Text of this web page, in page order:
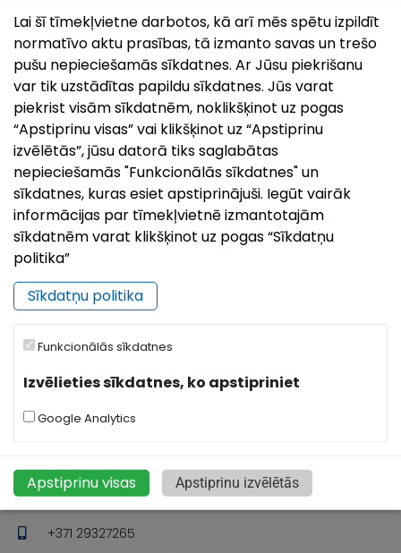
toreizējais izglītības ministrs Jānis Rainis, un tai laikā
skolā mācījās 715 skolēnu no plašas apkārtnes.
Baznīcas iela 42, Ludza, LV-5701
+371 65707203
+371 29327265
Lai šī tīmekļvietne darbotos, kā arī mēs spētu izpildīt
normatīvo aktu prasības, tā izmanto savas un trešo
pušu nepieciešamās sīkdatnes. Ar Jūsu piekrišanu
var tik uzstādītas papildu sīkdatnes. Jūs varat
piekrist visām sīkdatnēm, noklikšķinot uz pogas
“Apstiprinu visas” vai klikšķinot uz “Apstiprinu
izvēlētās”, jūsu datorā tiks saglabātas
nepieciešamās "Funkcionālās sīkdatnes" un
sīkdatnes, kuras esiet apstiprinājuši. Iegūt vairāk
informācijas par tīmekļvietnē izmantotajām
sīkdatnēm varat klikšķinot uz pogas “Sīkdatņu
politika”
Sīkdatņu politika
Funkcionālās sīkdatnes
Izvēlieties sīkdatnes, ko apstipriniet
Google Analytics
Apstiprinu visas Apstiprinu izvēlētās